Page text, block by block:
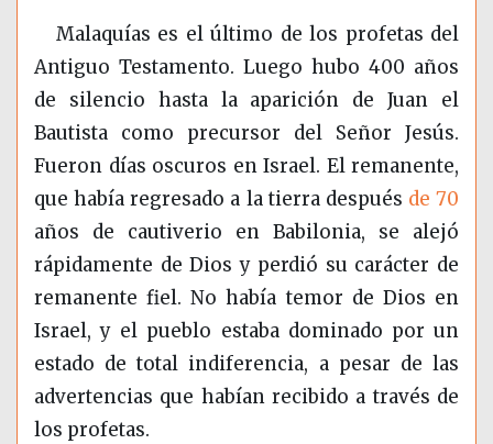
Malaquías es el último de los profetas del
Antiguo Testamento. Luego hubo 400 años
de silencio hasta la aparición de Juan el
Bautista como precursor del Señor Jesús.
Fueron días oscuros en Israel. El remanente,
que había regresado a la tierra después de 70
años de cautiverio en Babilonia, se alejó
rápidamente de Dios y perdió su carácter de
remanente fiel. No había temor de Dios en
Israel, y el pueblo estaba dominado por un
estado de total indiferencia, a pesar de las
advertencias que habían recibido a través de
los profetas.